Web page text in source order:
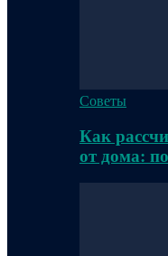
Советы
Как
от дома: